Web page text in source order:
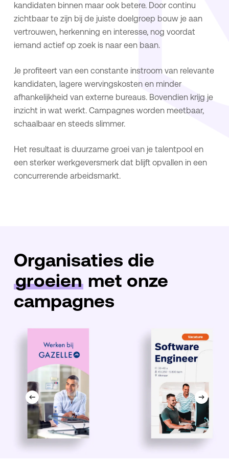
kandidaten binnen maar ook betere. Door continu
zichtbaar te zijn bij de juiste doelgroep bouw je aan
vertrouwen, herkenning en interesse, nog voordat
iemand actief op zoek is naar een baan.
Je profiteert van een constante instroom van relevante
kandidaten, lagere wervingskosten en minder
afhankelijkheid van externe bureaus. Bovendien krijg je
inzicht in wat werkt. Campagnes worden meetbaar,
schaalbaar en steeds slimmer.
Het resultaat is duurzame groei van je talentpool en
een sterker werkgeversmerk dat blijft opvallen in een
concurrerende arbeidsmarkt.
Organisaties die
groeienmet onze
campagnes